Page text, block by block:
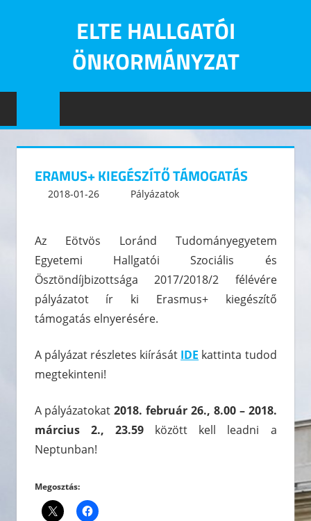
ELTE HALLGATÓI
ÖNKORMÁNYZAT
Tudományegyetem
Hallgatói
hivatalos
ERAMUS+ KIEGÉSZÍTŐ TÁMOGATÁS
2018-01-26 kommunikacio
Pályázatok
Az Eötvös Loránd Tudományegyetem
Egyetemi Hallgatói Szociális és
Ösztöndíjbizottsága 2017/2018/2 félévére
pályázatot ír ki Erasmus+ kiegészítő
támogatás elnyerésére.
A pályázat részletes kiírását IDE kattinta tudod
megtekinteni!
A pályázatokat2018. február 26., 8.00 – 2018.
március 2., 23.59között kell leadni a
Neptunban!
Megosztás: